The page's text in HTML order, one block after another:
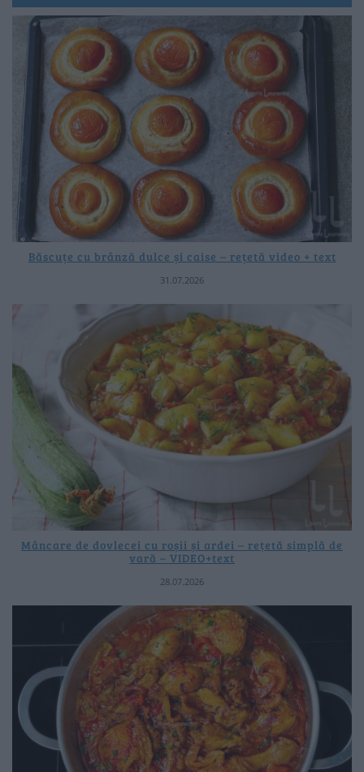
Băscuțe cu brânză dulce și caise – rețetă video + text
31.07.2026
Mâncare de dovlecei cu roșii și ardei – rețetă simplă de
vară – VIDEO+text
28.07.2026